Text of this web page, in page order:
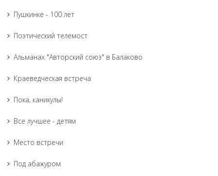
Пушкинке - 100 лет
Поэтический телемост
Альманах "Авторский союз" в Балаково
Краеведческая встреча
Пока, каникулы!
Все лучшее - детям
Место встречи
Под абажуром